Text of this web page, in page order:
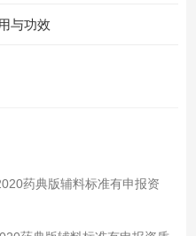
与功效
药典版辅料标准有申报资